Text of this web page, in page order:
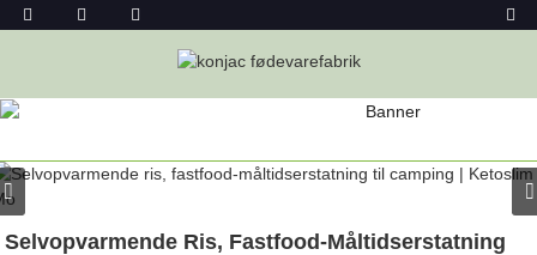
PRODUKT
Selvopvarmende Ris, Fastfood-Måltidserstatning